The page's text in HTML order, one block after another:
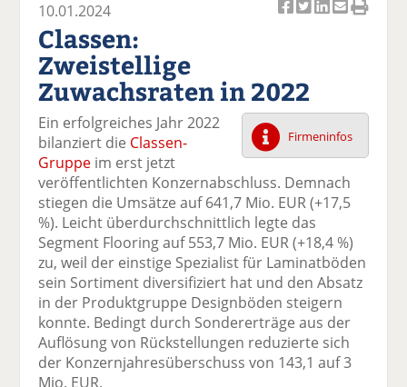
el
a
uf
F
ac
e
b
o
o
k
te
il
e
n
el
t
wi
tt
er
n
uf
Li
n
k
e
di
n
te
il
e
n
er
E
m
ai
l
er
se
n
d
e
n
ck
e
10.01.2024
Classen:
Zweistellige
Zuwachsraten in 2022
Firmeninfos
Ein erfolgreiches Jahr 2022
bilanziert die Classen-
Gruppe im erst jetzt
veröffentlichten Konzernabschluss. Demnach
stiegen die Umsätze auf 641,7 Mio. EUR (+17,5
%). Leicht überdurchschnittlich legte das
Segment Flooring auf 553,7 Mio. EUR (+18,4 %)
zu, weil der einstige Spezialist für Laminatböden
sein Sortiment diversifiziert hat und den Absatz
in der Produktgruppe Designböden steigern
konnte. Bedingt durch Sondererträge aus der
Auflösung von Rückstellungen reduzierte sich
der Konzernjahresüberschuss von 143,1 auf 3
Mio. EUR.